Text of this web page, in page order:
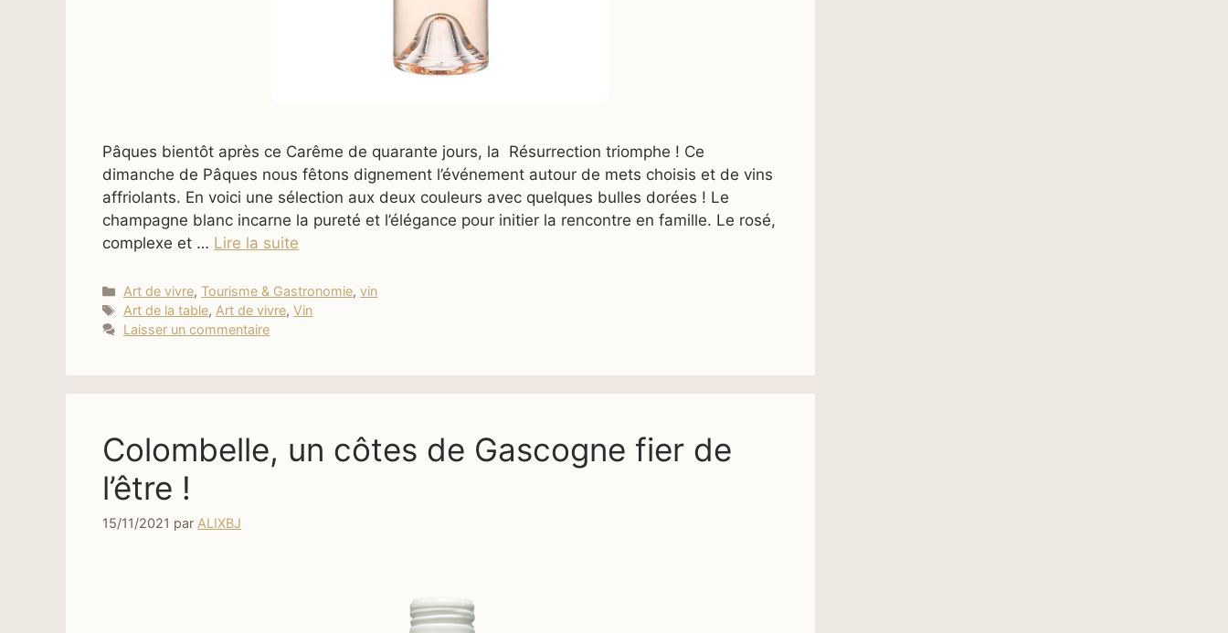
Pâques bientôt après ce Carême de quarante jours, la Résurrection triomphe ! Ce
dimanche de Pâques nous fêtons dignement l’événement autour de mets choisis et de vins
affriolants. En voici une sélection aux deux couleurs avec quelques bulles dorées ! Le
champagne blanc incarne la pureté et l’élégance pour initier la rencontre en famille. Le rosé,
complexe et … Lire la suite
Catégories
Art de vivre,Tourisme & Gastronomie,vin
Étiquettes
Art de la table, Art de vivre,Vin
Laisser un commentaire
Colombelle, un côtes de Gascogne fier de
l’être !
15/11/2021 par ALIXBJ